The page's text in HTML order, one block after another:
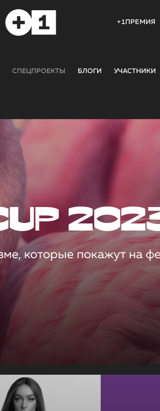
+1ПРЕМИЯ
СПЕЦПРОЕКТЫ БЛОГИ УЧАСТНИКИ
которые покажут на